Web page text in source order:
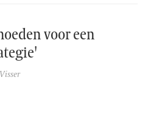
voor een